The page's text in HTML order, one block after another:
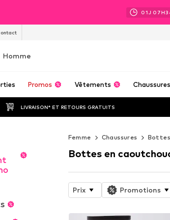
01J 07H
Homme
Promos Vêtements Chaussures
LIVRAISON* ET RETOURS GRATUITS
Femme Chaussures Bottes
Bottes en
Prix Promotions